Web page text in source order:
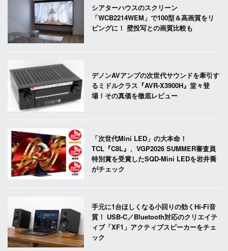
シアターハウスのスクリーン
「WCB2214WEM」で100型＆高画質をリ
ビングに！ 壁投写との画質比較も
デノンAVアンプの次世代サウンドを牽引す
るミドルクラス『AVR-X3900H』堂々登
場！その真価を徹底レビュー
「次世代Mini LED」の大本命！
TCL『C8L』、VGP2026 SUMMER審査員
特別賞を受賞したSQD-Mini LEDを岩井喬
がチェック
手元に1台ほしくなる小回りの効くHi-Fi音
質！ USB-C／Bluetooth対応のクリエイテ
ィブ「XF1」アクティブスピーカーをチェ
ック